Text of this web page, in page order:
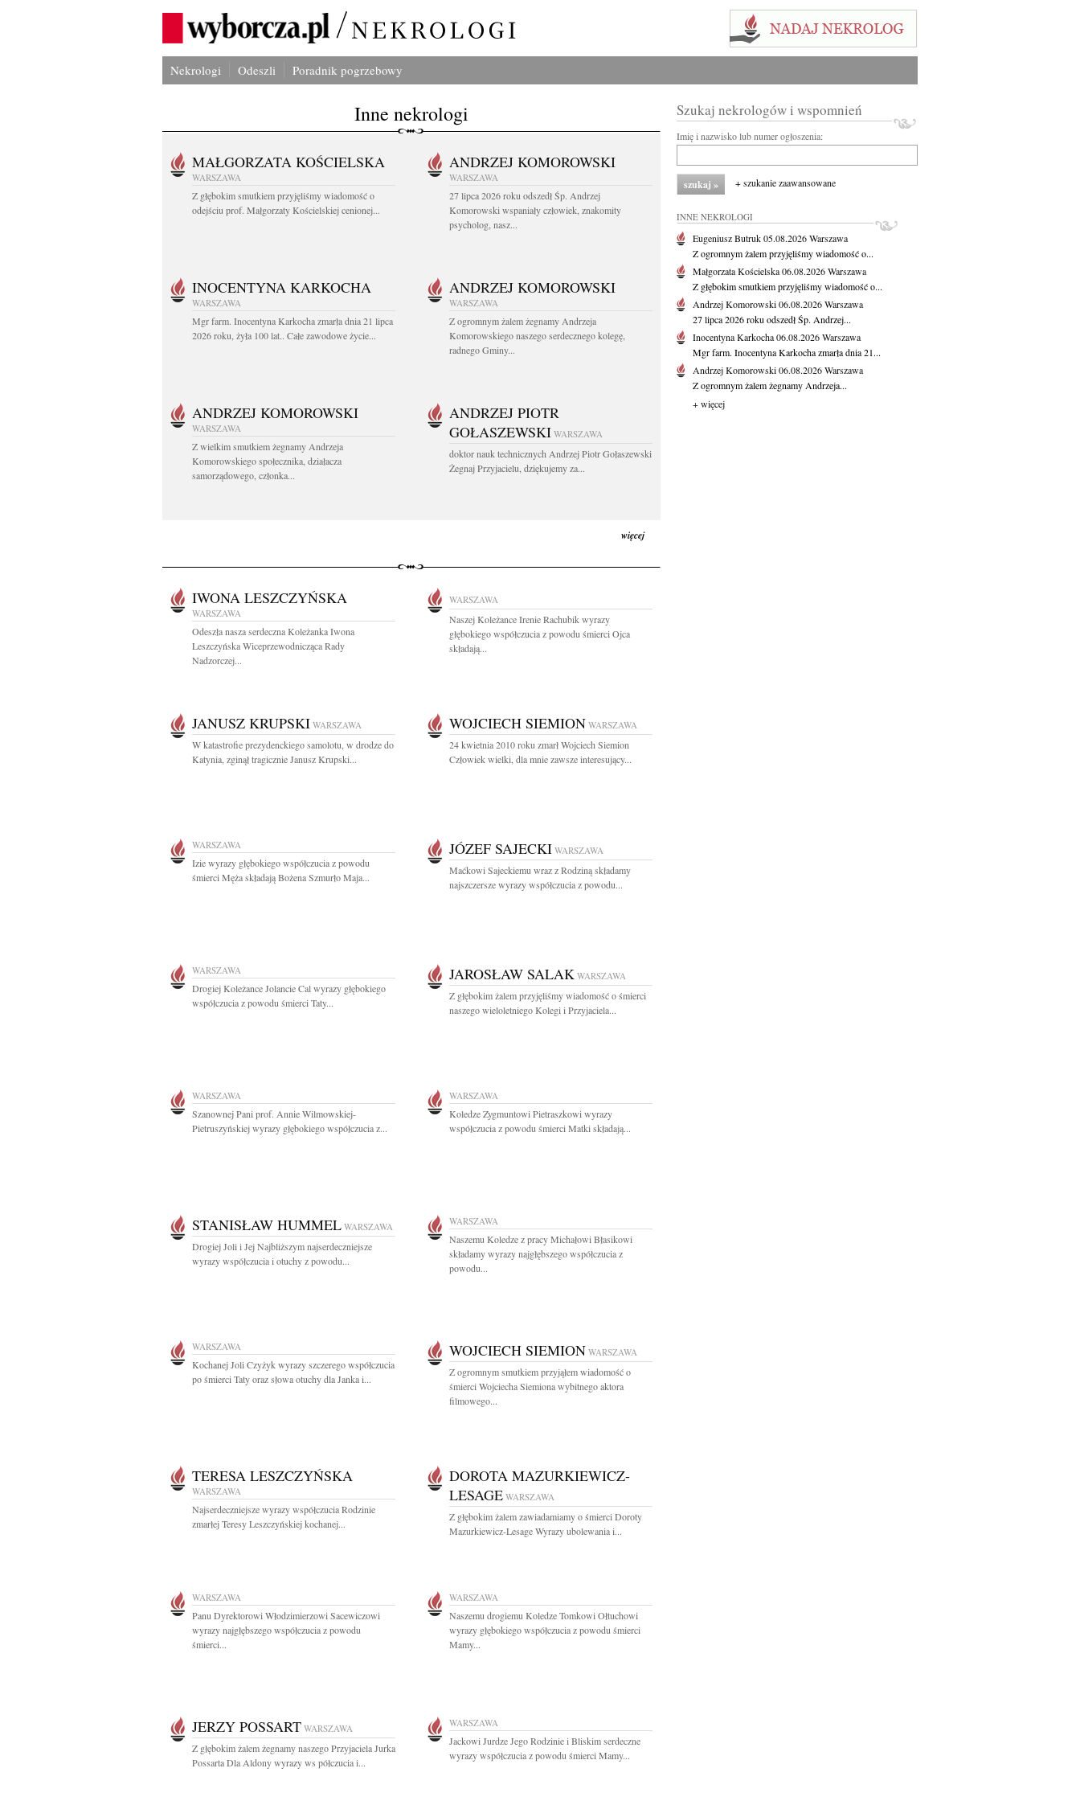
Nekrologi Odeszli Poradnik pogrzebowy
Inne nekrologi
MAŁGORZATA KOŚCIELSKA
WARSZAWA
Z głębokim smutkiem przyjęliśmy wiadomość o
odejściu prof. Małgorzaty Kościelskiej cenionej...
ANDRZEJ KOMOROWSKI
WARSZAWA
27 lipca 2026 roku odszedł Śp. Andrzej
Komorowski wspaniały człowiek, znakomity
psycholog, nasz...
INOCENTYNA KARKOCHA
WARSZAWA
Mgr farm. Inocentyna Karkocha zmarła dnia 21 lipca
2026 roku, żyła 100 lat.. Całe zawodowe życie...
ANDRZEJ KOMOROWSKI
WARSZAWA
Z ogromnym żalem żegnamy Andrzeja
Komorowskiego naszego serdecznego kolegę,
radnego Gminy...
ANDRZEJ KOMOROWSKI
WARSZAWA
Z wielkim smutkiem żegnamy Andrzeja
Komorowskiego społecznika, działacza
samorządowego, członka...
ANDRZEJ PIOTR
GOŁASZEWSKI WARSZAWA
doktor nauk technicznych Andrzej Piotr Gołaszewski
Żegnaj Przyjacielu, dziękujemy za...
więcej
IWONA LESZCZYŃSKA
WARSZAWA
Odeszła nasza serdeczna Koleżanka Iwona
Leszczyńska Wiceprzewodnicząca Rady
Nadzorczej...
WARSZAWA
Naszej Koleżance Irenie Rachubik wyrazy
głębokiego współczucia z powodu śmierci Ojca
składają...
JANUSZ KRUPSKI WARSZAWA
W katastrofie prezydenckiego samolotu, w drodze do
Katynia, zginął tragicznie Janusz Krupski...
WOJCIECH SIEMION WARSZAWA
24 kwietnia 2010 roku zmarł Wojciech Siemion
Człowiek wielki, dla mnie zawsze interesujący...
WARSZAWA
Izie wyrazy głębokiego współczucia z powodu
śmierci Męża składają Bożena Szmurło Maja...
JÓZEF SAJECKI WARSZAWA
Maćkowi Sajeckiemu wraz z Rodziną składamy
najszczersze wyrazy współczucia z powodu...
WARSZAWA
Drogiej Koleżance Jolancie Cal wyrazy głębokiego
współczucia z powodu śmierci Taty...
JAROSŁAW SALAK WARSZAWA
Z głębokim żalem przyjęliśmy wiadomość o śmierci
naszego wieloletniego Kolegi i Przyjaciela...
WARSZAWA
Szanownej Pani prof. Annie Wilmowskiej-
Pietruszyńskiej wyrazy głębokiego współczucia z...
WARSZAWA
Koledze Zygmuntowi Pietraszkowi wyrazy
współczucia z powodu śmierci Matki składają...
STANISŁAW HUMMEL WARSZAWA
Drogiej Joli i Jej Najbliższym najserdeczniejsze
wyrazy współczucia i otuchy z powodu...
WARSZAWA
Naszemu Koledze z pracy Michałowi Błasikowi
składamy wyrazy najgłębszego współczucia z
powodu...
WARSZAWA
Kochanej Joli Czyżyk wyrazy szczerego współczucia
po śmierci Taty oraz słowa otuchy dla Janka i...
WOJCIECH SIEMION WARSZAWA
Z ogromnym smutkiem przyjąłem wiadomość o
śmierci Wojciecha Siemiona wybitnego aktora
filmowego...
TERESA LESZCZYŃSKA
WARSZAWA
Najserdeczniejsze wyrazy współczucia Rodzinie
zmarłej Teresy Leszczyńskiej kochanej...
DOROTA MAZURKIEWICZ-
LESAGE WARSZAWA
Z głębokim żalem zawiadamiamy o śmierci Doroty
Mazurkiewicz-Lesage Wyrazy ubolewania i...
WARSZAWA
Panu Dyrektorowi Włodzimierzowi Sacewiczowi
wyrazy najgłębszego współczucia z powodu
śmierci...
WARSZAWA
Naszemu drogiemu Koledze Tomkowi Ołtuchowi
wyrazy głębokiego współczucia z powodu śmierci
Mamy...
JERZY POSSART WARSZAWA
Z głębokim żalem żegnamy naszego Przyjaciela Jurka
Possarta Dla Aldony wyrazy ws półczucia i...
WARSZAWA
Jackowi Jurdze Jego Rodzinie i Bliskim serdeczne
wyrazy współczucia z powodu śmierci Mamy...
Szukaj nekrologów i wspomnień
Imię i nazwisko lub numer ogłoszenia:
+ szukanie zaawansowane
INNE NEKROLOGI
Eugeniusz Butruk05.08.2026Warszawa
Z ogromnym żalem przyjęliśmy wiadomość o...
Małgorzata Kościelska06.08.2026Warszawa
Z głębokim smutkiem przyjęliśmy wiadomość o...
Andrzej Komorowski06.08.2026Warszawa
27 lipca 2026 roku odszedł Śp. Andrzej...
Inocentyna Karkocha06.08.2026Warszawa
Mgr farm. Inocentyna Karkocha zmarła dnia 21...
Andrzej Komorowski06.08.2026Warszawa
Z ogromnym żalem żegnamy Andrzeja...
+ więcej